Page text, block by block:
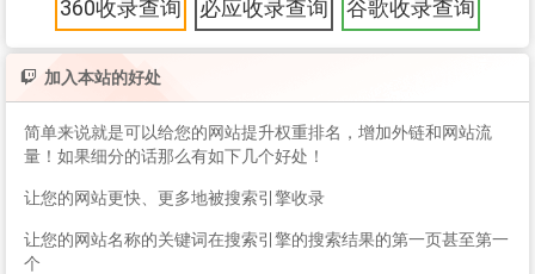
360收录查询 必应收录查询 谷歌收录查询
加入本站的好处
简单来说就是可以给您的网站提升权重排名，增加外链和网站流
量！如果细分的话那么有如下几个好处！
让您的网站更快、更多地被搜索引擎收录
让您的网站名称的关键词在搜索引擎的搜索结果的第一页甚至第一
个